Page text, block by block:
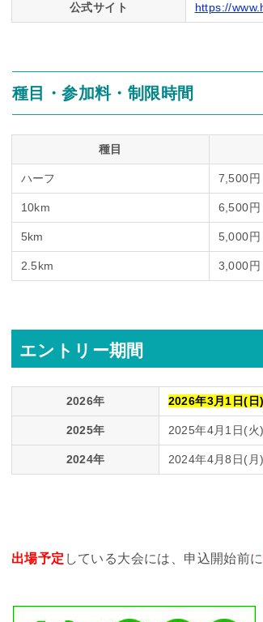
公式サイト https://
種目・参加料・制限時間
種目
ハーフ 7,500円
10km 6,500円
5km 5,000円
2.5km 3,000円
エントリー期間
2026年 2026年3月1日(
2025年 2025年4月1日(
2024年 2024年4月8日(
出場予定 している大会には、申込開始前に